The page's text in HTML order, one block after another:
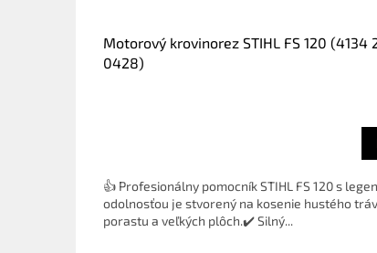
Motorový krovinorez STIHL FS 120 (4134
0428)
👍 Profesionálny pomocník STIHL FS 120 s
odolnosťou je stvorený na kosenie hustého
porastu a veľkých plôch.✔️ Silný...